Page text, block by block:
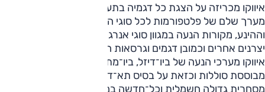
איווקו מכריזה על הצגת כל דגמיה בתערוכת הנובר, ואלה יכללו
מערך שלם של פלטפורמות לכל סוגי ההובלה בכל רמות המשקל
וההינע, מקורות הנעה במגוון סוגי אנרגיה, שיתופי פעולה עם
יצרנים אחרים וכמובן דגמים וגרסאות חדשים. בין השאר, תציג
איווקו מערכי הנעה של ביו־דיזל, ביו־מתאן, הנעה חשמלית
מבוססת סוללות וכזאת על בסיס תא־דלק מימני. איווקו תציג